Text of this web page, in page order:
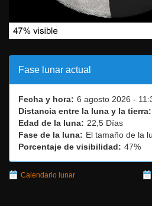
Fase lunar actual
Fecha y hora: 6 agosto 2026 -
Distancia entre la luna y la tierra:
Edad de la luna: 22,5 Días
Fase de la luna: El tamaño de la
Porcentaje de visibilidad: 47%
Calendario lunar